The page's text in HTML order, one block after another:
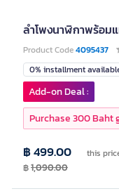
ลำโพงนาฬิกาพร้อม
Product Code4095437
0% installment
฿ 499.00 this
฿1,090.00
Add-on Deal :
Purchase 300 Baht